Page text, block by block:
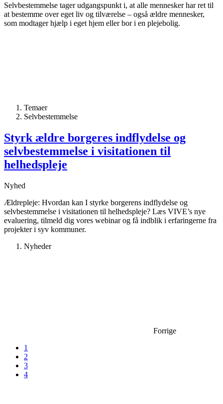
Selvbestemmelse tager udgangspunkt i, at alle mennesker har ret til
at bestemme over eget liv og tilværelse – også ældre mennesker,
som modtager hjælp i eget hjem eller bor i en plejebolig.
Temaer
Selvbestemmelse
Styrk ældre borgeres indflydelse og
selvbestemmelse i visitationen til
helhedspleje
Nyhed
Ældrepleje: Hvordan kan I styrke borgerens indflydelse og
selvbestemmelse i visitationen til helhedspleje? Læs VIVE’s nye
evaluering, tilmeld dig vores webinar og få indblik i erfaringerne fra
projekter i syv kommuner.
Nyheder
Forrige
1
2
3
4